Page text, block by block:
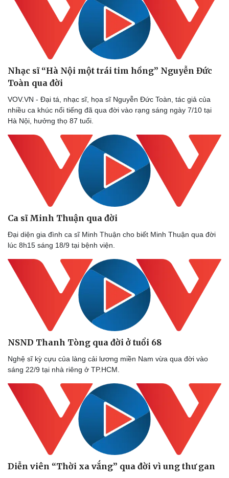
Bóng đá
Lịch thi đấu bóng đá
Thế giới thể thao
Hậu trường
Ô tô
Xe máy
Nhạc sĩ “Hà Nội một trái tim hồng” Nguyễn Đức
Toàn qua đời
VOV.VN - Đại tá, nhạc sĩ, họa sĩ Nguyễn Đức Toàn, tác giả của
nhiều ca khúc nổi tiếng đã qua đời vào rạng sáng ngày 7/10 tại
Hà Nội, hưởng thọ 87 tuổi.
Ca sĩ Minh Thuận qua đời
Đại diện gia đình ca sĩ Minh Thuận cho biết Minh Thuận qua đời
lúc 8h15 sáng 18/9 tại bệnh viện.
NSND Thanh Tòng qua đời ở tuổi 68
Nghệ sĩ kỳ cựu của làng cải lương miền Nam vừa qua đời vào
sáng 22/9 tại nhà riêng ở TP.HCM.
Diễn viên “Thời xa vắng” qua đời vì ung thư gan